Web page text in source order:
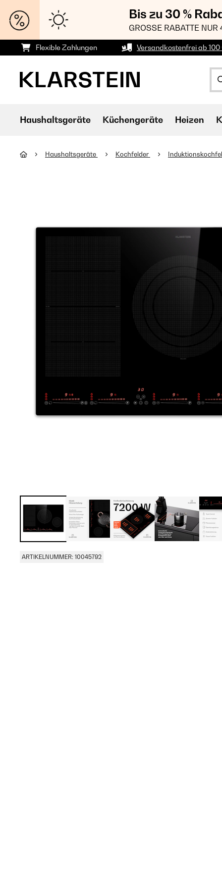
Bis zu 30 %
GROSSE RABATTE
Flexible Zahlungen Versandkostenfrei ab 100
Haushaltsgeräte Küchengeräte Heizen
Haushaltsgeräte Kochfelder
ARTIKELNUMMER: 10045792